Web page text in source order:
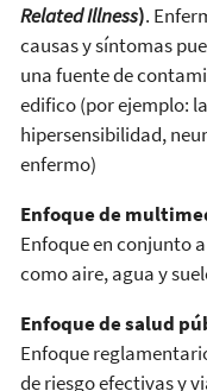
Related Illness).
causas y síntomas
una fuente de
edifico (por ejemplo:
hipersensibilidad,
enfermo)
Enfoque de
Enfoque en conjunto
como aire, agua y
Enfoque de salud
Enfoque
de riesgo efectivas y